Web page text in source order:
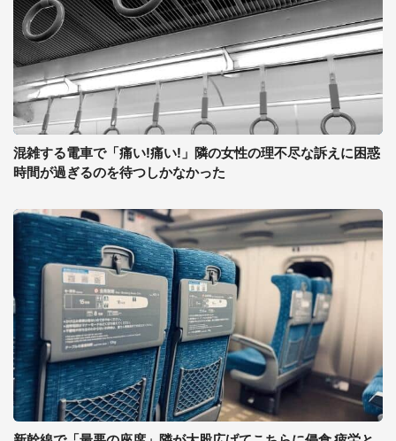
混雑する電車で「痛い!痛い!」隣の女性の理不尽な訴えに困惑
時間が過ぎるのを待つしかなかった